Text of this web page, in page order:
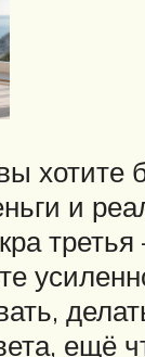
хотите
и
ещё